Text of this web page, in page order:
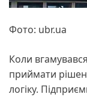
Фото: ubr.ua
Коли
приймати
логіку.